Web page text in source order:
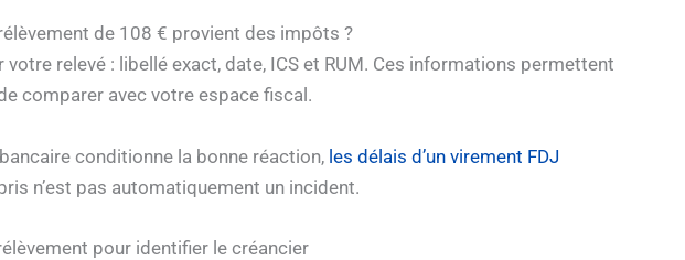
de 108 € provient des impôts ?
relevé : libellé exact, date, ICS et RUM. Ces informations permettent
comparer avec votre espace fiscal.
conditionne la bonne réaction, les délais d’un virement FDJ
n’est pas automatiquement un incident.
pour identifier le créancier